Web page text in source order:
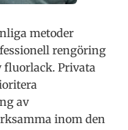
metoder
rengöring
fluorlack. Privata
av
inom den